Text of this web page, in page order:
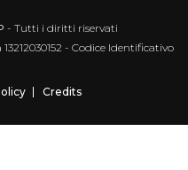
- Tutti i diritti riservati
- Codice Identificativo
Credits